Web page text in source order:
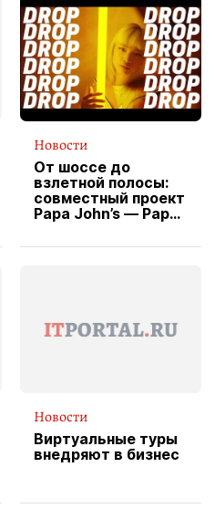
Новости
От шоссе до
взлетной полосы:
совместный проект
Papa John’s — Papa
вводит
Новости
Виртуальные туры
внедряют в бизнес